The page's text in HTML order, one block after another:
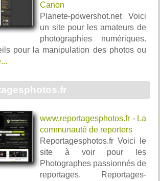
Canon
Planete-powershot.net Voici
un site pour les amateurs de
photographies numériques.
pour la manipulation des photos ou
www.reportagesphotos.fr - La
communauté de reporters
Reportagesphotos.fr Voici le
site à voir pour les
Photographes passionnés de
reportages. Reportages-